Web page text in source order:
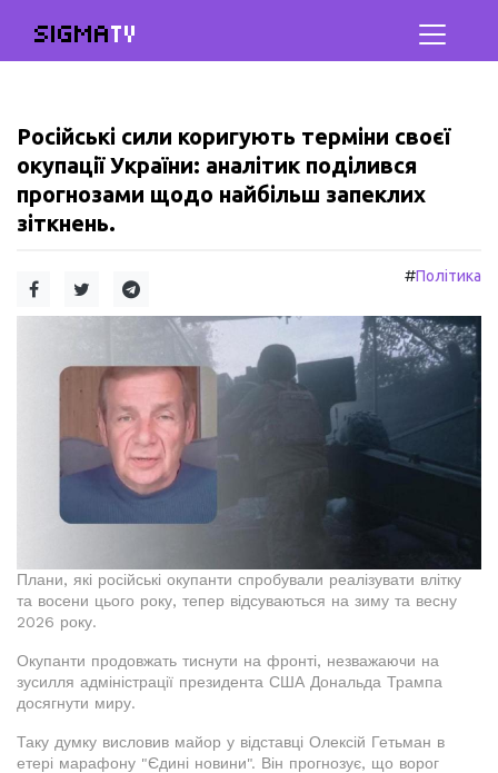
SIGMATV
Російські сили коригують терміни своєї
окупації України: аналітик поділився
прогнозами щодо найбільш запеклих
зіткнень.
#Політика
Плани, які російські окупанти спробували реалізувати влітку
та восени цього року, тепер відсуваються на зиму та весну
2026 року.
Окупанти продовжать тиснути на фронті, незважаючи на
зусилля адміністрації президента США Дональда Трампа
досягнути миру.
Таку думку висловив майор у відставці Олексій Гетьман в
етері марафону "Єдині новини". Він прогнозує, що ворог